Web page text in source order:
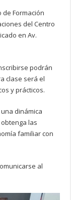
Formación
del Centro
en Av.
podrán
clase será el
y prácticos.
dinámica
las
familiar con
al